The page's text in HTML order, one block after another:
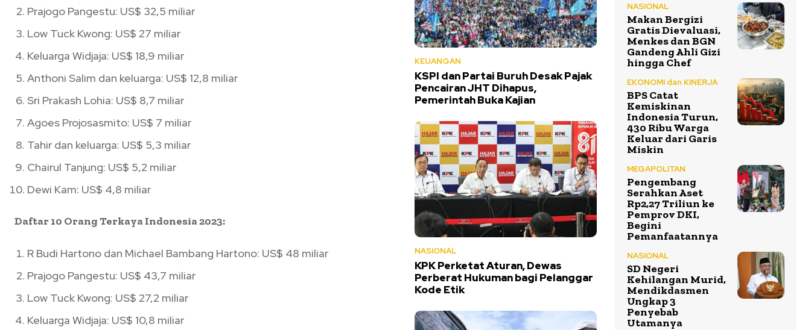
Prajogo Pangestu: US$ 32,5 miliar
Low Tuck Kwong: US$ 27 miliar
Keluarga Widjaja: US$ 18,9 miliar
Anthoni Salim dan keluarga: US$ 12,8 miliar
Sri Prakash Lohia: US$ 8,7 miliar
Agoes Projosasmito: US$ 7 miliar
Tahir dan keluarga: US$ 5,3 miliar
Chairul Tanjung: US$ 5,2 miliar
Dewi Kam: US$ 4,8 miliar
Daftar 10 Orang Terkaya Indonesia 2023:
R Budi Hartono dan Michael Bambang Hartono: US$ 48 miliar
Prajogo Pangestu: US$ 43,7 miliar
Low Tuck Kwong: US$ 27,2 miliar
Keluarga Widjaja: US$ 10,8 miliar
KEUANGAN
KSPI dan Partai Buruh Desak Pajak
Pencairan JHT Dihapus,
Pemerintah Buka Kajian
NASIONAL
KPK Perketat Aturan, Dewas
Perberat Hukuman bagi Pelanggar
Kode Etik
NASIONAL
Makan Bergizi
Gratis Dievaluasi,
Menkes dan BGN
Gandeng Ahli Gizi
hingga Chef
EKONOMI dan KINERJA
BPS Catat
Kemiskinan
Indonesia Turun,
430 Ribu Warga
Keluar dari Garis
Miskin
MEGAPOLITAN
Pengembang
Serahkan Aset
Rp2,27 Triliun ke
Pemprov DKI,
Begini
Pemanfaatannya
NASIONAL
SD Negeri
Kehilangan Murid,
Mendikdasmen
Ungkap 3
Penyebab
Utamanya